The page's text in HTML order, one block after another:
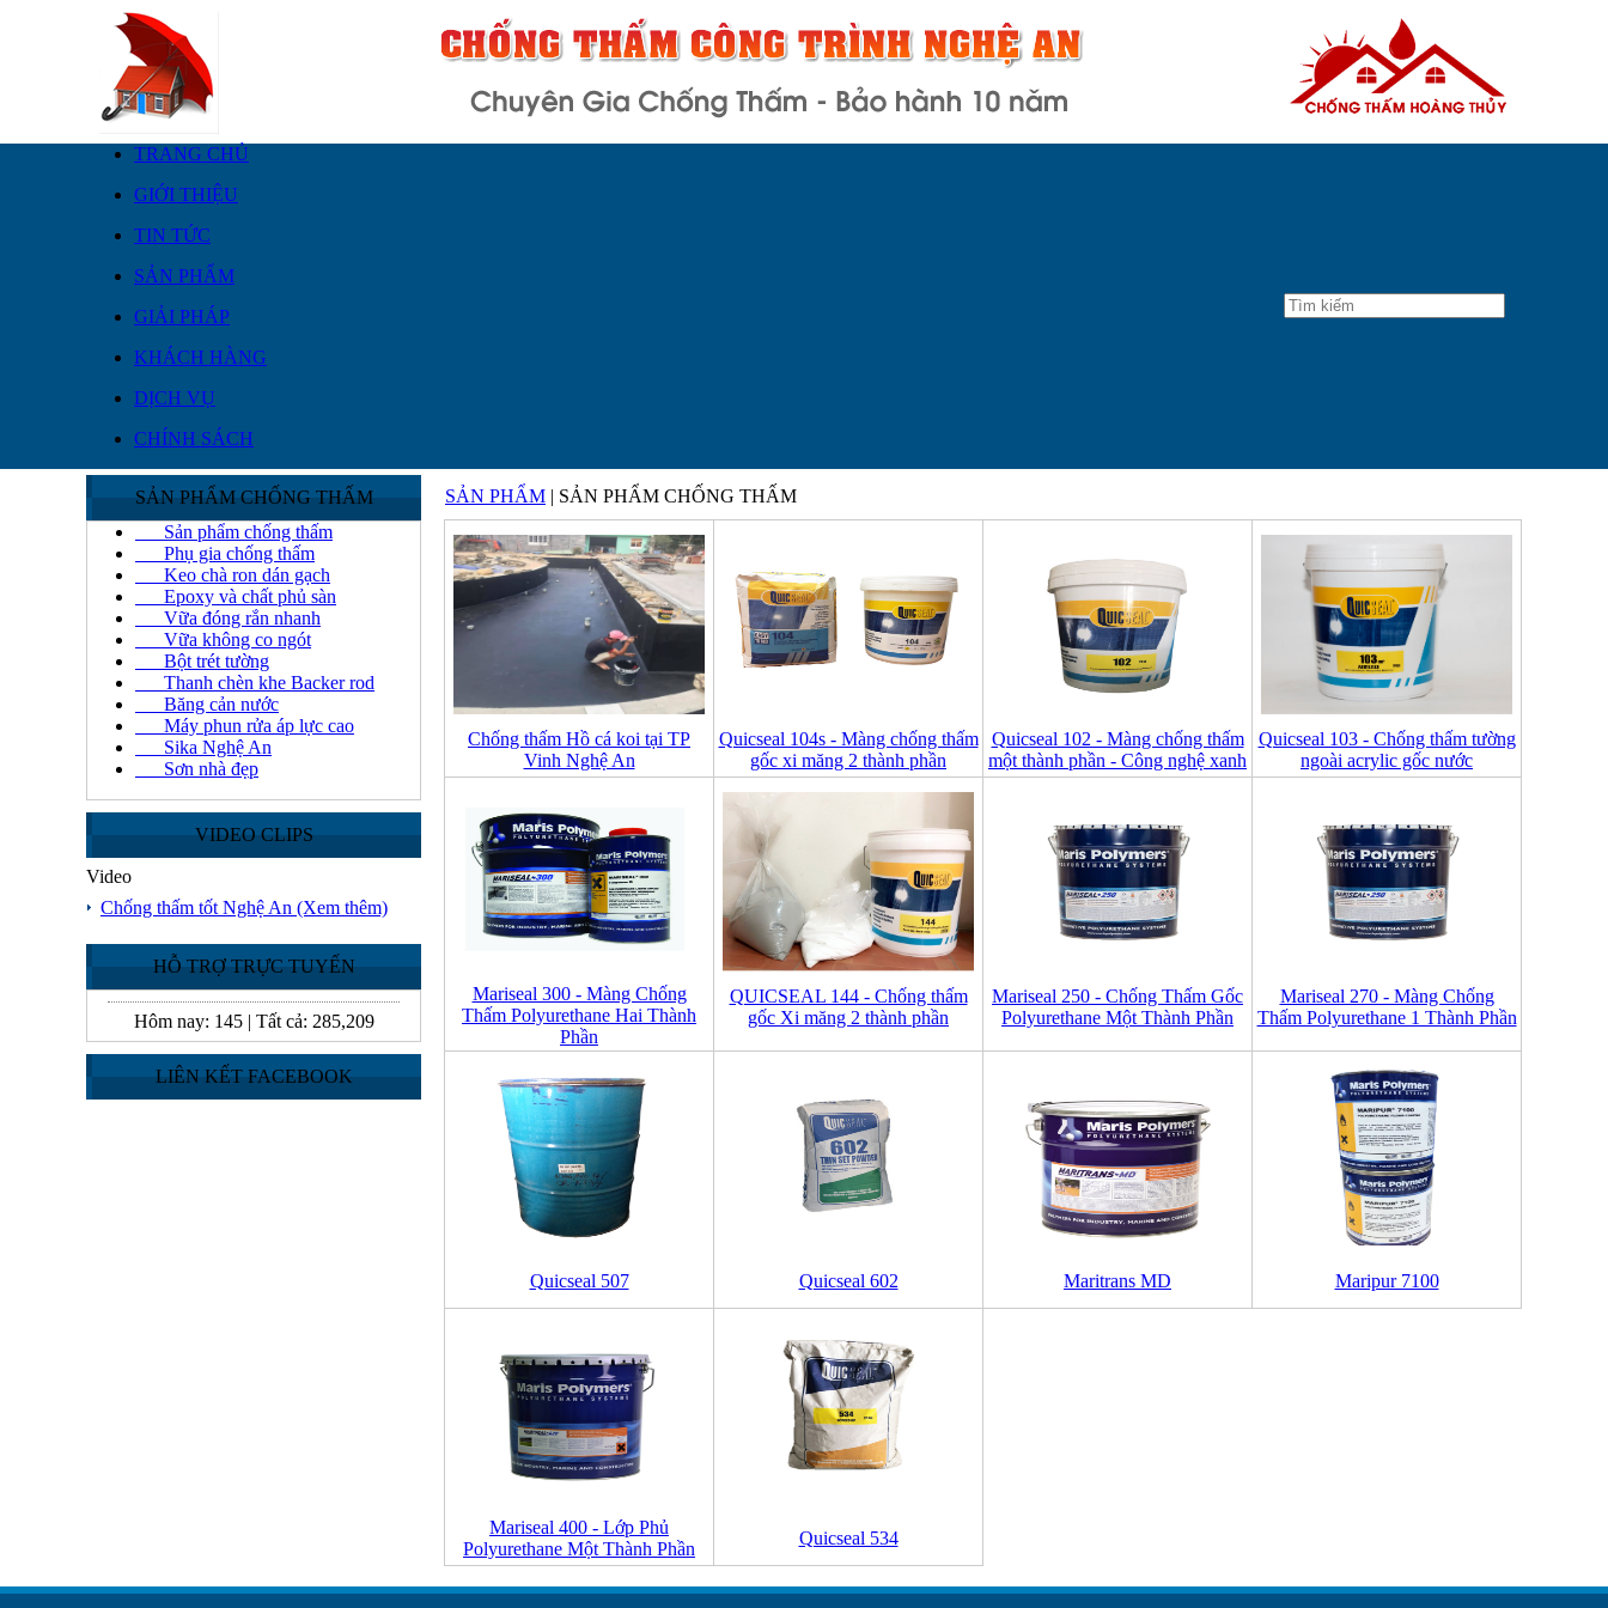
TRANG CHỦ
GIỚI THIỆU
TIN TỨC
SẢN PHẨM
GIẢI PHÁP
KHÁCH HÀNG
DỊCH VỤ
CHÍNH SÁCH
SẢN PHẨM CHỐNG THẤM
Sản phẩm chống thấm
Phụ gia chống thấm
Keo chà ron dán gạch
Epoxy và chất phủ sàn
Vữa đóng rắn nhanh
Vữa không co ngót
Bột trét tường
Thanh chèn khe Backer rod
Băng cản nước
Máy phun rửa áp lực cao
Sika Nghệ An
Sơn nhà đẹp
VIDEO CLIPS
Video
Chống thấm tốt Nghệ An (Xem thêm)
HỖ TRỢ TRỰC TUYẾN
Hôm nay: 145| Tất cả: 285,209
LIÊN KẾT FACEBOOK
SẢN PHẨM | SẢN PHẨM CHỐNG THẤM
Chống thấm Hồ cá koi tại TP
Vinh Nghệ An
Quicseal 104s - Màng chống thấm
gốc xi măng 2 thành phần
Quicseal 102 - Màng chống thấm
một thành phần - Công nghệ xanh
Quicseal 103 - Chống thấm tường
ngoài acrylic gốc nước
Mariseal 300 - Màng Chống
Thấm Polyurethane Hai Thành
Phần
QUICSEAL 144 - Chống thấm
gốc Xi măng 2 thành phần
Mariseal 250 - Chống Thấm Gốc
Polyurethane Một Thành Phần
Mariseal 270 - Màng Chống
Thấm Polyurethane 1 Thành Phần
Quicseal 507 Quicseal 602 Maritrans MD Maripur 7100
Mariseal 400 - Lớp Phủ
Polyurethane Một Thành Phần
Quicseal 534